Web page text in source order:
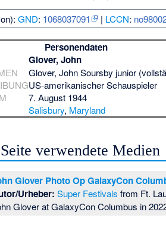
GND: 1068037091 | LCCN:
Personendaten
Glover, John
Glover, John Soursby junior
US-amerikanischer Schauspieler
7. August 1944
Salisbury, Maryland
verwendete Medien
Glover Photo Op GalaxyCon
Urheber: Super Festivals from Ft.
Glover at GalaxyCon Columbus in